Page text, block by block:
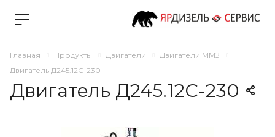
Главная Продукты Двигатели
Двигатели ММЗ
Двигатель Д245.12С-230
Двигатель Д245.12С-230